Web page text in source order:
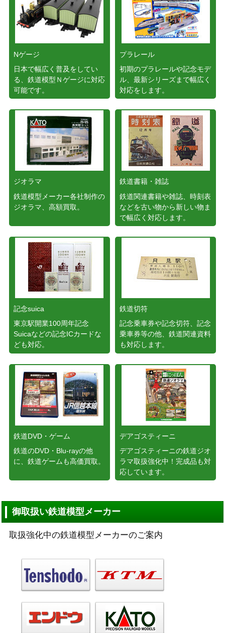
Nゲージ
日本で幅広く普及をしてい
る、鉄道模型Ｎゲージに対応
可能です。
プラレール
初期のプラレールや記念モデ
ル、最新シリーズまで幅広く
対応をします。
ジオラマ
鉄道模型メーカー各社制作の
ジオラマ、高額買取。
鉄道書籍・雑誌
鉄道関連書籍や雑誌、時刻表
などを古い物から新しい物ま
で幅広く対応します。
記念suica
東京駅開業100周年記念
Suicaなどの記念ICカードな
ども対応。
鉄道切符
記念乗車券や記念切符、記念
乗車券等の他、鉄道関連資料
も対応します。
鉄道DVD・ゲーム
鉄道のDVD・Blu-rayの他
に、鉄道ゲームも高価買取。
デアゴスティーニ
デアゴスティーニの鉄道ジオ
ラマ取扱強化中！完成品も対
応しています。
御取扱い鉄道模型メーカー
取扱強化中の鉄道模型メーカーのご案内